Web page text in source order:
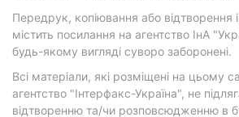
Передрук, копіювання або відтворення
містить посилання на агентство ІнА
будь-якому вигляді суворо заборонені.
Всі матеріали, які розміщені на цьому
агентство "Інтерфакс-Україна", не
відтворенню та/чи розповсюдженню в